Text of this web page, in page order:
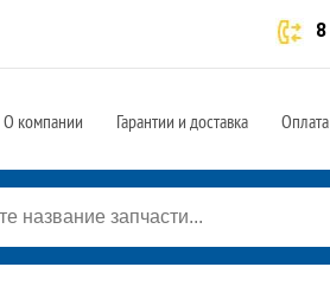
О компании Гарантии и доставка Оплата